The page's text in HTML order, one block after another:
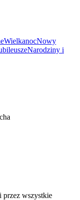
WielkanocNowy
Narodziny i
przez wszystkie